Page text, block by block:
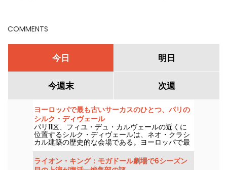
COMMENTS
今日 明日
今週末 次週
ヨーロッパで最も古いサーカスのひとつ、パリの
シルク・ディヴェール
パリ11区、フィユ・デュ・カルヴェールの近くに
位置するシルク・ディヴェールは、ネオ・クラシ
カル建築の歴史的な会場である。ヨーロッパで最
も古い常設サーカスのひとつで、家族連れを楽し
ませるサーカス芸術を披露し続けている。
ライオン・キング：モガドール劇場で6シーズン